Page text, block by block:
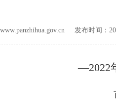
www.panzhihua.gov.cn 发布时间：
2022